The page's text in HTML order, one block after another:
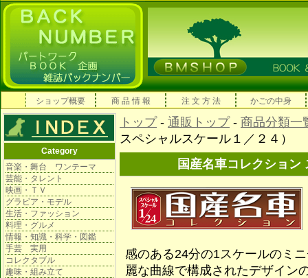
ショップ概要 商 品 情 報 注 文 方 法 かごの中身
Category
音楽・舞台 ワンテーマ
芸能・タレント
映画・ＴＶ
グラビア・モデル
生活・ファッション
料理・グルメ
情報・知識・科学・図鑑
手芸 実用
コレクタブル
趣味・組み立て
トップ- 通販トップ- 商品分類一
スペシャルスケール１／２４）
国産名車コレクション
感のある24分の1スケールのミ
麗な曲線で構成されたデザイン